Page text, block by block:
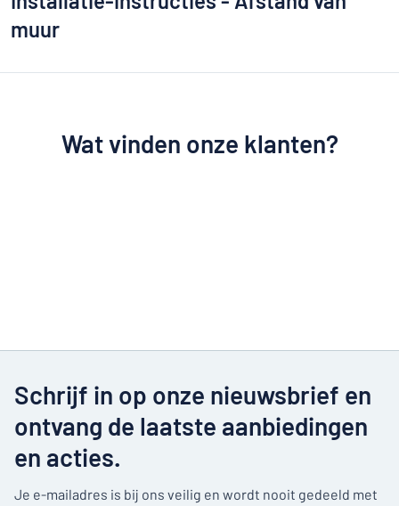
muur
Wat vinden onze klanten?
Schrijf in op onze nieuwsbrief en
ontvang de laatste aanbiedingen
en acties.
Je e-mailadres is bij ons veilig en wordt nooit gedeeld met